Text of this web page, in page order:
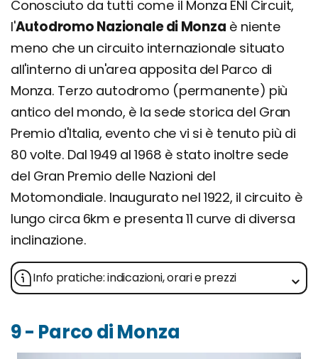
Conosciuto da tutti come il Monza ENI Circuit,
l'Autodromo Nazionale di Monza è niente
meno che un circuito internazionale situato
all'interno di un'area apposita del Parco di
Monza. Terzo autodromo (permanente) più
antico del mondo, è la sede storica del Gran
Premio d'Italia, evento che vi si è tenuto più di
80 volte. Dal 1949 al 1968 è stato inoltre sede
del Gran Premio delle Nazioni del
Motomondiale. Inaugurato nel 1922, il circuito è
lungo circa 6km e presenta 11 curve di diversa
inclinazione.
Info pratiche: indicazioni, orari e prezzi
9 - Parco di Monza